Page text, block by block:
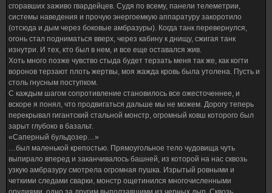
сгоравших заживо гвардейцев. Судя по всему, панели телеметрии,
системы наведения и прочую энергоемкую аппаратуру закоротило
(отсюда и дым через боковые амбразуры). Когда танк перевернулся,
огонь стал подниматься вверх, через кабину к днищу, сжигая танк
изнутри. И тех, кто был в нем, и все еще оставался жив.
Хоть много позже чувство стыда будет терзать меня так же, как когти
воронов терзают плоть жертвы, моя жажда кровь была утолена. Пусть и
столь гнусным поступком.
С каждым шагом сопротивление становилось все ожесточеннее, и
вскоре я понял, что продвигаться дальше мы не можем. Дорогу теперь
перекрывал гигантский стальной монстр, огромный ковш которого был
зарыт глубоко в базальт.
«Саперный бульдозер…»
…был маленькой крепостью. Прямоугольное тело чудовища чуть
выпирало вперед и заканчивалось башней, из которой на нас сквозь
узкую амбразуру смотрела огромная пушка. Изрытый ровными и
четкими следами сварки, монстр ощетинился многочисленными